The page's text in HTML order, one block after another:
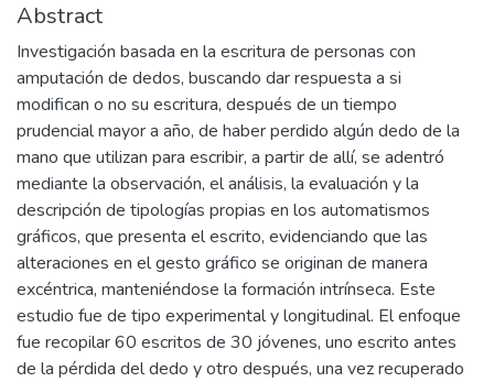
Abstract
Investigación basada en la escritura de personas con
amputación de dedos, buscando dar respuesta a si
modifican o no su escritura, después de un tiempo
prudencial mayor a año, de haber perdido algún dedo de la
mano que utilizan para escribir, a partir de allí, se adentró
mediante la observación, el análisis, la evaluación y la
descripción de tipologías propias en los automatismos
gráficos, que presenta el escrito, evidenciando que las
alteraciones en el gesto gráfico se originan de manera
excéntrica, manteniéndose la formación intrínseca. Este
estudio fue de tipo experimental y longitudinal. El enfoque
fue recopilar 60 escritos de 30 jóvenes, uno escrito antes
de la pérdida del dedo y otro después, una vez recuperado